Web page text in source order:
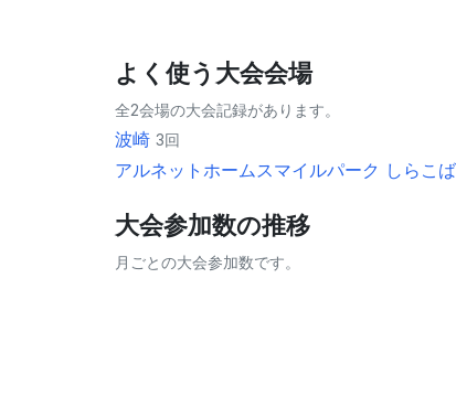
よく使う大会会場
全2会場の大会記録があります。
波崎 3回
アルネットホームスマイルパーク しらこ
大会参加数の推移
月ごとの大会参加数です。